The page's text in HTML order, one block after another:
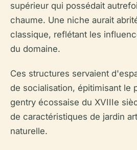
supérieur qui possédait
chaume. Une niche aurait
classique, reflétant les
du domaine.
Ces structures servaient
de socialisation, épitimisant le
gentry écossaise du XVIIIe
de caractéristiques de jardin
naturelle.